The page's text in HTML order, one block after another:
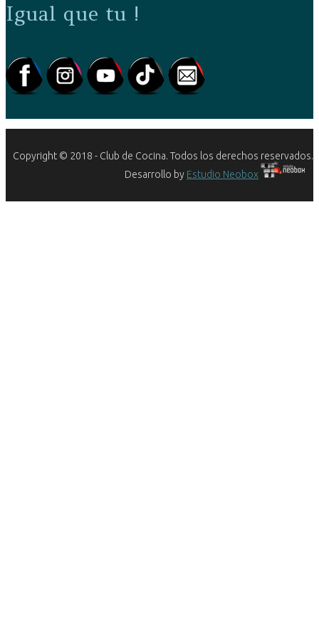
Igual que tu !
Copyright © 2018 - Club de Cocina. Todos los derechos reservados.
Desarrollo by Estudio Neobox